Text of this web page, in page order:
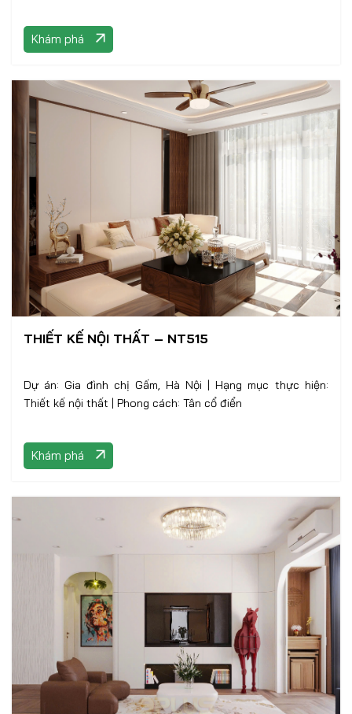
Khám phá
THIẾT KẾ NỘI THẤT – NT515
Dự án: Gia đình chị Gấm, Hà Nội | Hạng mục thực hiện:
Thiết kế nội thất | Phong cách: Tân cổ điển
Khám phá